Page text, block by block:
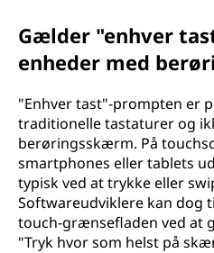
Gælder "enhver
enheder med
"Enhver tast"-prompten er
traditionelle tastaturer og
berøringsskærm. På
smartphones eller tablets
typisk ved at trykke eller
Softwareudviklere kan dog
touch-grænsefladen ved at
"Tryk hvor som helst på